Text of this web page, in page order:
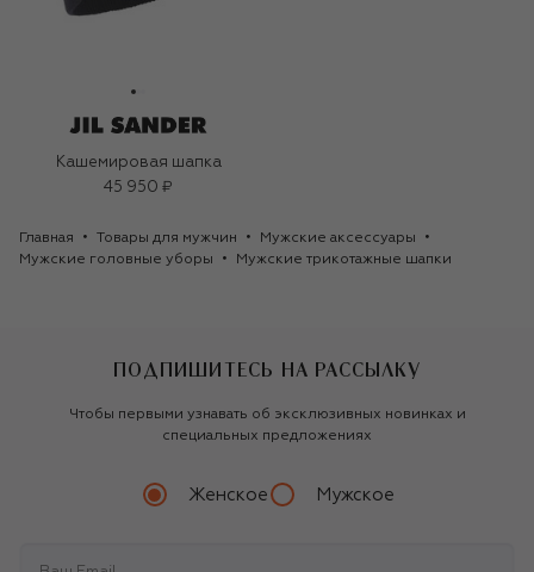
Кашемировая шапка
45 950 ₽
Главная Товары для мужчин
Мужские аксессуары
Мужские головные уборы
Мужские трикотажные шапки
ПОДПИШИТЕСЬ НА РАССЫЛКУ
Чтобы первыми узнавать об эксклюзивных новинках и
специальных предложениях
Женское Мужское